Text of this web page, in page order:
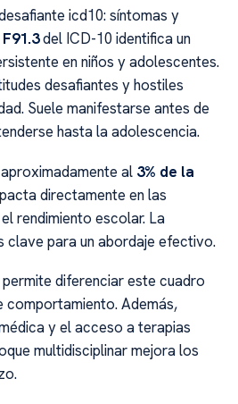
icd10: síntomas y
del ICD-10 identifica un
en niños y adolescentes.
desafiantes y hostiles
Suele manifestarse antes de
hasta la adolescencia.
al 3% de la
directamente en las
rendimiento escolar. La
clave para un abordaje efectivo.
diferenciar este cuadro
Además,
y el acceso a terapias
multidisciplinar mejora los